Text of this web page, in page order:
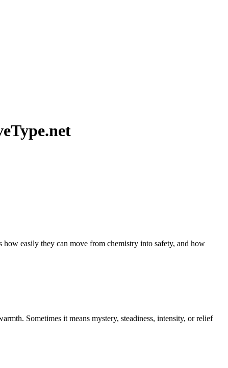
easily they can move from chemistry into safety, and how
Sometimes it means mystery, steadiness, intensity, or relief